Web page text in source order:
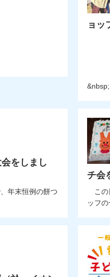
ョッ
&nbsp;
をしまし
年末恒例の餅つ
チ会
この
ッフの